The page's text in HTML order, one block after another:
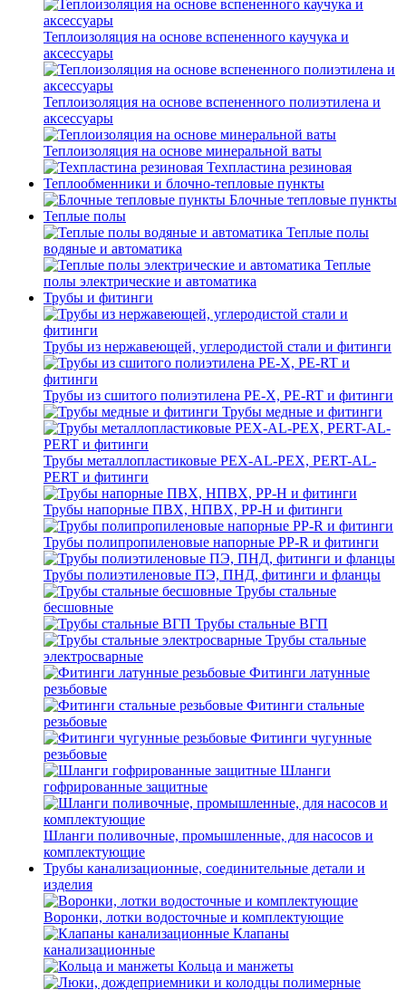
Теплоизоляция на основе вспененного каучука и
аксессуары
Теплоизоляция на основе вспененного полиэтилена и
аксессуары
Теплоизоляция на основе минеральной ваты
Техпластина резиновая
Теплообменники и блочно-тепловые пункты
Блочные тепловые пункты
Теплые полы
Теплые полы
водяные и автоматика
Теплые
полы электрические и автоматика
Трубы и фитинги
Трубы из нержавеющей, углеродистой стали и фитинги
Трубы из сшитого полиэтилена PE-X, PE-RT и фитинги
Трубы медные и фитинги
Трубы металлопластиковые PEX-AL-PEX, PERT-AL-
PERT и фитинги
Трубы напорные ПВХ, НПВХ, PP-H и фитинги
Трубы полипропиленовые напорные PP-R и фитинги
Трубы полиэтиленовые ПЭ, ПНД, фитинги и фланцы
Трубы стальные
бесшовные
Трубы стальные ВГП
Трубы стальные
электросварные
Фитинги латунные
резьбовые
Фитинги стальные
резьбовые
Фитинги чугунные
резьбовые
Шланги
гофрированные защитные
Шланги поливочные, промышленные, для насосов и
комплектующие
Трубы канализационные, соединительные детали и
изделия
Воронки, лотки водосточные и комплектующие
Клапаны
канализационные
Кольца и манжеты